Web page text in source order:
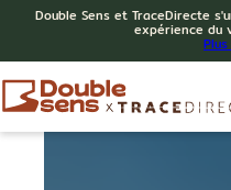
Double Sens et TraceDirecte
expérience du